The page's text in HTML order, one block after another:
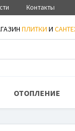
Контакты
ПЛИТКИ И
ОТОПЛЕНИЕ